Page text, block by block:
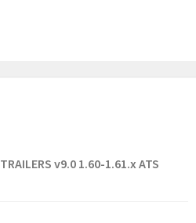
v9.0 1.60-1.61.x ATS